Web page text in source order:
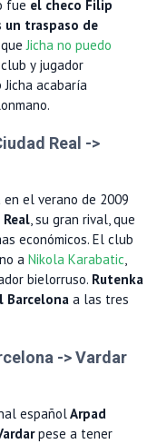
fue el checo Filip
un traspaso de
queJicha no puedo
y jugador
acabaría
Real ->
el verano de 2009
, su gran rival, que
económicos. El club
a Nikola Karabatic,
bielorruso. Rutenka
Barcelona a las tres
-> Vardar
españolArpad
pese a tener